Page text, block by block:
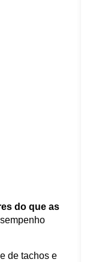
do que as
de tachos e